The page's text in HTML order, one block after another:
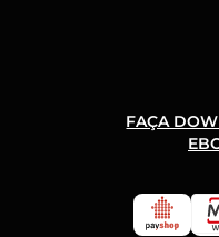
FAÇA